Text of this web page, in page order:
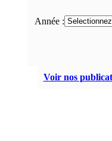
Année :
Voir nos